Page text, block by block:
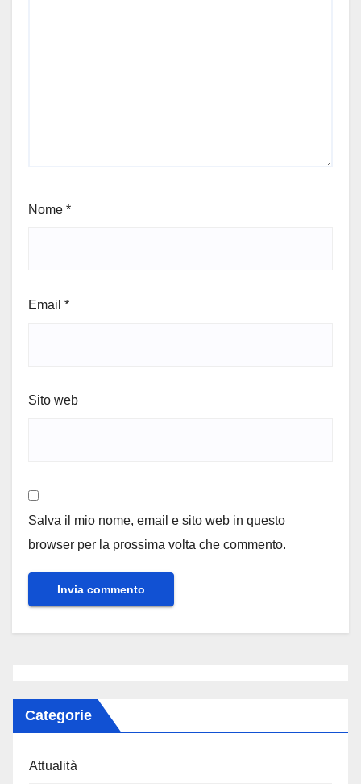
Nome *
Email *
Sito web
Salva il mio nome, email e sito web in questo
browser per la prossima volta che commento.
Categorie
Attualità